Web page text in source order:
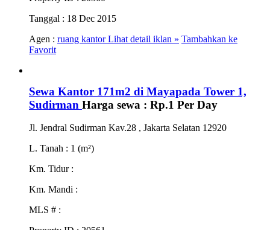
Tanggal : 18 Dec 2015
Agen : ruang kantorLihat detail iklan » Tambahkan ke
Favorit
Sewa Kantor 171m2 di Mayapada Tower 1,
Sudirman Harga sewa : Rp.1 Per Day
Jl. Jendral Sudirman Kav.28 , Jakarta Selatan 12920
L. Tanah : 1 (m²)
Km. Tidur :
Km. Mandi :
MLS # :